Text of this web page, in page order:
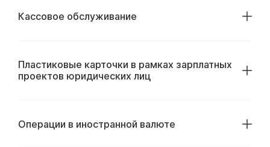
Кассовое обслуживание
Пластиковые карточки в рамках зарплатных
проектов юридических лиц
Операции в иностранной валюте